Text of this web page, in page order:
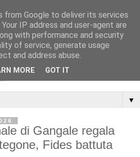
▼
di Gangale regala
Fides battuta
from Google to deliver its services
IP address and user-agent are
with performance and security
of service, generate usage
and address abuse.
MORE GOT IT